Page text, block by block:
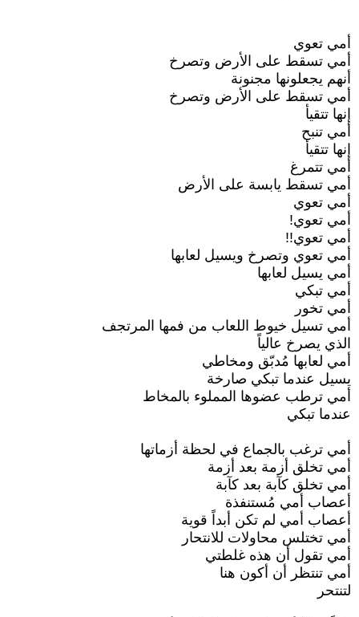
أمي تعوي
أمي تسقط على الأرض وتصرخ
أنهم يجعلونها مجنونة
أمي تسقط على الأرض وتصرخ
إنها تتقيأ
أمي تنبح
إنها تتقيأ
أمي تتمرغ
أمي تسقط يابسة على الأرض
أمي تعوي
أمي تعوي!
أمي تعوي!!
أمي تعوي وتصرخ ويسيل لعابها
أمي يسيل لعابها
أمي تبكي
أمي تخور
أمي تسيل خيوط اللعاب من فمها المرتجف
الذي يصرخ عالياً
أمي لعابها مُدبّق ومخاطي
يسيل عندما تبكي صارخة
أمي ترطب عضوها المملوء بالمخاط
عندما تبكي
أمي ترغب بالجماع في لحظة أزماتها
أمي تخلق أزمة بعد أزمة
أمي تخلق كآبة بعد كآبة
أعصاب أمي مُستنفذة
أعصاب أمي لم تكن أبداً قوية
أمي تختلس محاولات للانتحار
أمي تقول أن هذه غلطتي
أمي تنتظر أن أكون هنا
لتنتحر